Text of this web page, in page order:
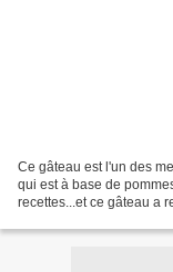
Ce gâteau est l'un des
qui est à base de
recettes...et ce gâteau a